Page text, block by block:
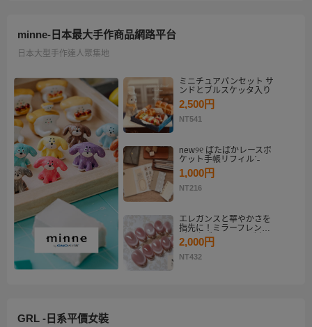
minne-日本最大手作商品網路平台
日本大型手作達人聚集地
ミニチュアパンセット サ
ンドとブルスケッタ入り
2,500円
NT541
new୨୧ ぱたぱかレースポ
ケット手帳リフィルˊ˗
1,000円
NT216
エレガンスと華やかさを
指先に！ミラーフレンチ
ピンクゴールド マグネッ
トネイルチップセット
【ネイルチップオーダ
2,000円
NT432
GRL -日系平價女裝